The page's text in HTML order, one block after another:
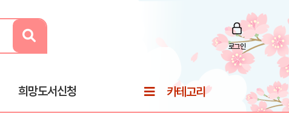
로그인
희망도서신청 카테고리